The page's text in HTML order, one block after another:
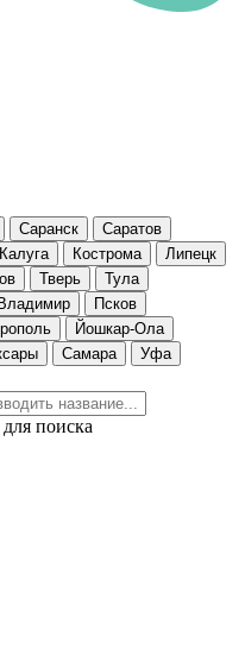
Саранск
Саратов
Калуга Кострома
Липецк
Тверь
Тула
Владимир
Псков
Йошкар-Ола
Самара
Уфа
поиска